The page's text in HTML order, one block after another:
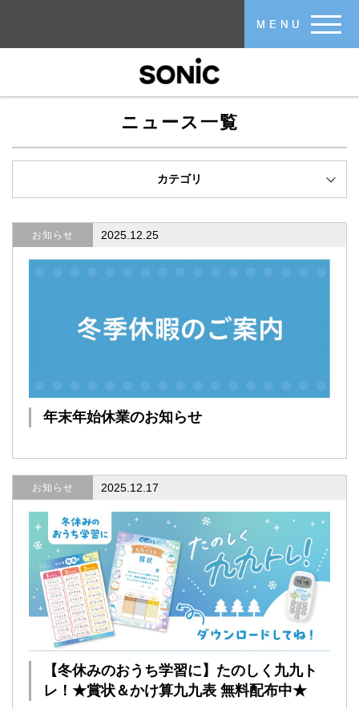
MENU
ニュース一覧
カテゴリ
お知らせ 2025.12.25
年末年始休業のお知らせ
お知らせ 2025.12.17
【冬休みのおうち学習に】たのしく九九ト
レ！★賞状＆かけ算九九表 無料配布中★